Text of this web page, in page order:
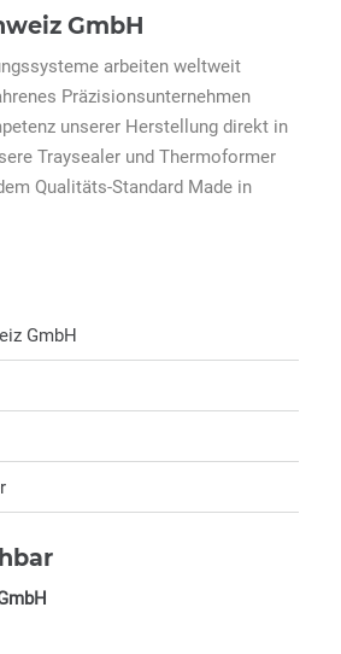
GmbH
arbeiten weltweit
Präzisionsunternehmen
unserer Herstellung direkt in
Traysealer und Thermoformer
Qualitäts-Standard Made in
GmbH